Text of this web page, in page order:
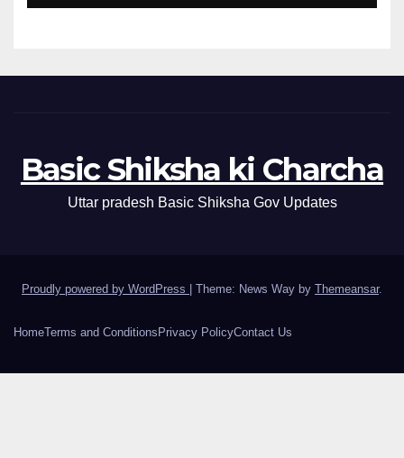
Basic Shiksha ki Charcha
Uttar pradesh Basic Shiksha Gov Updates
Proudly powered by WordPress Theme: News Way by Themeansar.
HomeTerms and Conditions Privacy PolicyContact Us